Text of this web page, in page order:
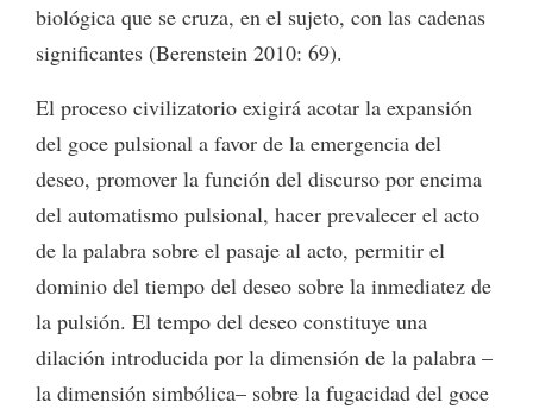
biológica que se cruza, en el sujeto, con las cadenas
significantes (Berenstein 2010: 69).
El proceso civilizatorio exigirá acotar la expansión
del goce pulsional a favor de la emergencia del
deseo, promover la función del discurso por encima
del automatismo pulsional, hacer prevalecer el acto
de la palabra sobre el pasaje al acto, permitir el
dominio del tiempo del deseo sobre la inmediatez de
la pulsión. El tempo del deseo constituye una
dilación introducida por la dimensión de la palabra –
la dimensión simbólica– sobre la fugacidad del goce